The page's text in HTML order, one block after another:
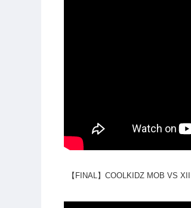
【FINAL】COOLKIDZ MOB VS